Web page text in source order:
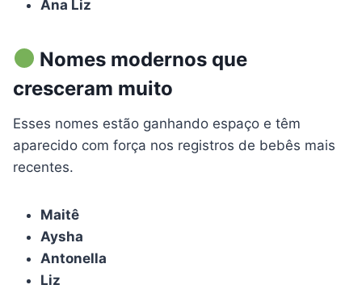
Ana Liz
Nomes modernos que
cresceram muito
Esses nomes estão ganhando espaço e têm
aparecido com força nos registros de bebês mais
recentes.
Maitê
Aysha
Antonella
Liz